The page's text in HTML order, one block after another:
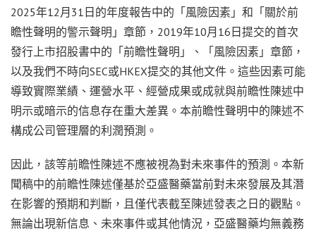
2025年12月31日的年度報告中的「風險因素」和「關於前
瞻性聲明的警示聲明」章節，2019年10月16日提交的首次
發行上市招股書中的「前瞻性聲明」、「風險因素」章節，
以及我們不時向SEC或HKEX提交的其他文件。這些因素可能
導致實際業績、運營水平、經營成果或成就與前瞻性陳述中
明示或暗示的信息存在重大差異。本前瞻性聲明中的陳述不
構成公司管理層的利潤預測。
因此，該等前瞻性陳述不應被視為對未來事件的預測。本新
聞稿中的前瞻性陳述僅基於亞盛醫藥當前對未來發展及其潛
在影響的預期和判斷，且僅代表截至陳述發表之日的觀點。
無論出現新信息、未來事件或其他情況，亞盛醫藥均無義務